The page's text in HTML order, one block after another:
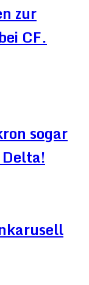
zur
CF.
sogar